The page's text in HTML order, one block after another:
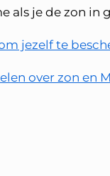
als je de zon in
jezelf te
over zon en